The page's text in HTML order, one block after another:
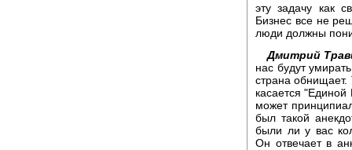
эту задачу как
Бизнес все не
люди должны
Дмитрий
нас будут
страна обнищает.
касается
может
был такой
были ли у вас
Он отвечает в